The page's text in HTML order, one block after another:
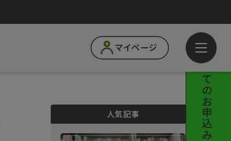
マイページ はじめての
お申込み
人気記事